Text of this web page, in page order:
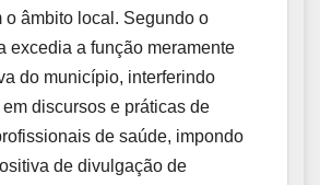
o âmbito local. Segundo o
excedia a função meramente
do município, interferindo
discursos e práticas de
de saúde, impondo
de divulgação de